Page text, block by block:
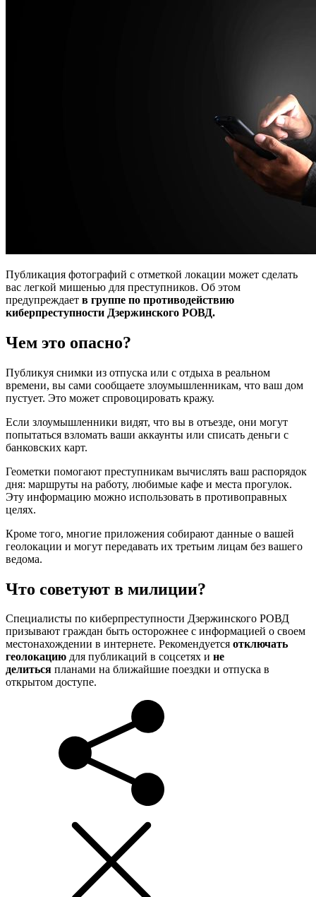
Публикация фотографий с отметкой локации может сделать
вас легкой мишенью для преступников. Об этом
предупреждает в группе по противодействию
киберпреступности Дзержинского РОВД.
Чем это опасно?
Публикуя снимки из отпуска или с отдыха в реальном
времени, вы сами сообщаете злоумышленникам, что ваш дом
пустует. Это может спровоцировать кражу.
Если злоумышленники видят, что вы в отъезде, они могут
попытаться взломать ваши аккаунты или списать деньги с
банковских карт.
Геометки помогают преступникам вычислять ваш распорядок
дня: маршруты на работу, любимые кафе и места прогулок.
Эту информацию можно использовать в противоправных
целях.
Кроме того, многие приложения собирают данные о вашей
геолокации и могут передавать их третьим лицам без вашего
ведома.
Что советуют в милиции?
Специалисты по киберпреступности Дзержинского РОВД
призывают граждан быть осторожнее с информацией о своем
местонахождении в интернете. Рекомендуется отключать
геолокацию для публикаций в соцсетях и не
делиться планами на ближайшие поездки и отпуска в
открытом доступе.